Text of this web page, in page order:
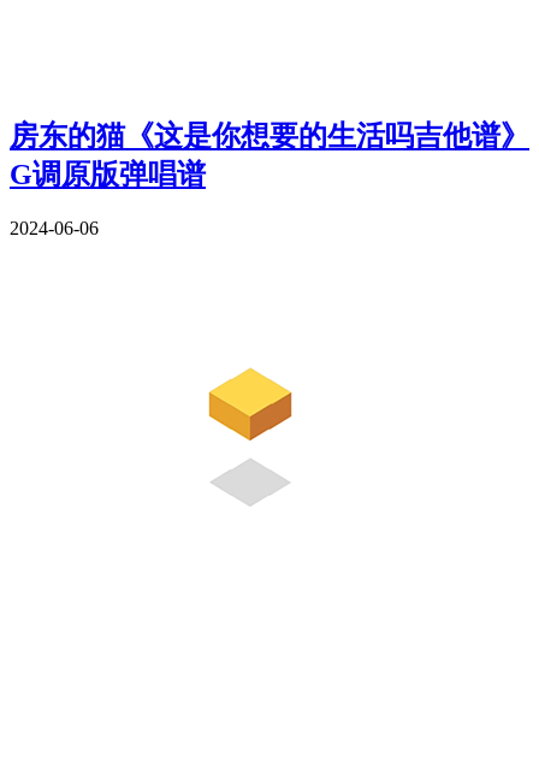
房东的猫《这是你想要的生活吗吉他谱》
G调原版弹唱谱
2024-06-06